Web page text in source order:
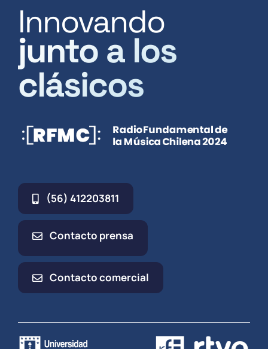
Innovando
junto a los
clásicos
(56) 412203811
Contacto prensa
Contacto comercial